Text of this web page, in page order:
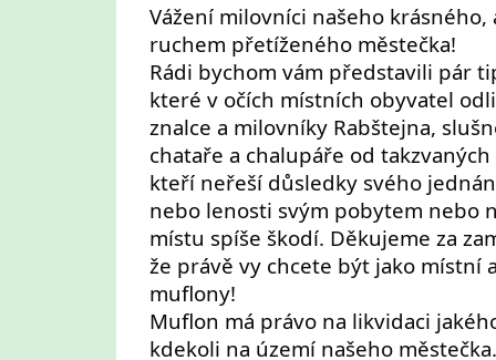
Vážení milovníci našeho krásného,
ruchem přetíženého městečka!
Rádi bychom vám představili pár
které v očích místních obyvatel
znalce a milovníky Rabštejna,
chataře a chalupáře od
kteří neřeší důsledky svého
nebo lenosti svým pobytem nebo
místu spíše škodí. Děkujeme za
že právě vy chcete být jako místní
muflony!
Muflon má právo na likvidaci
kdekoli na území našeho